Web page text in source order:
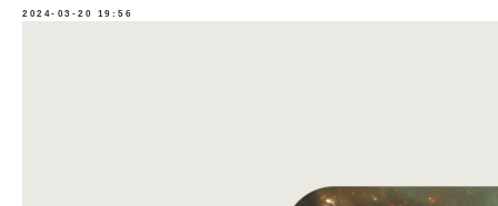
2024-03-20 19:56